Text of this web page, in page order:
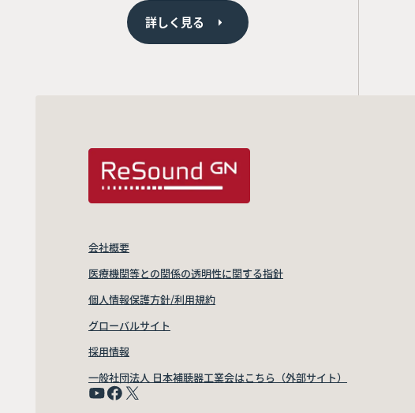
詳しく見る
会社概要
医療機関等との関係の透明性に関する指針
個人情報保護方針/利用規約
グローバルサイト
採用情報
一般社団法人 日本補聴器工業会はこちら（外部サイト）